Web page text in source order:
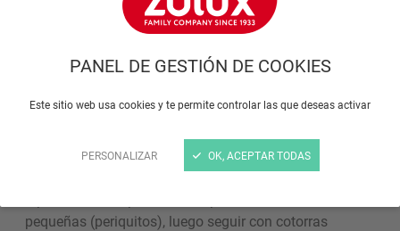
PANEL DE GESTIÓN DE COOKIES
Este sitio web usa cookies y te permite controlar las que deseas activar
PERSONALIZAR OK, ACEPTAR TODAS
año para su apareamiento. (Tamaño del nido: 17 cm de
ancho, 25 cm de largo y 30 cm de alto con un orificio
– La cotorra alejandrina, en cambio, alcanza la
madurez sexual a los 3 años. (Tamaño del nido: 90 cm
En conclusión: La madurez sexual de estas dos
pequeñas (periquitos), luego seguir con cotorras